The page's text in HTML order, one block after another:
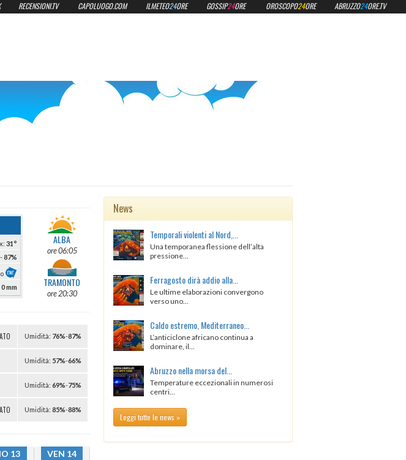
31°
-87%
0 mm
ALBA
ore 06:05
TRAMONTO
ore 20:30
Umidità: 76%-87%
Umidità: 57%-66%
Umidità: 69%-75%
Umidità: 85%-88%
13 VEN 14
News
Temporali violenti al Nord,...
Una temporanea flessione dell’alta
pressione...
Ferragosto dirà addio alla...
Le ultime elaborazioni convergono
verso uno...
Caldo estremo, Mediterraneo...
L’anticiclone africano continua a
dominare, il...
Abruzzo nella morsa del...
Temperature eccezionali in numerosi
centri...
Leggi tutte le news »
RECENSIONI.TV CAPOLUOGO.COM ILMETEO24ORE GOSSIP24ORE OROSCOPO24ORE ABRUZZO24ORE.TV